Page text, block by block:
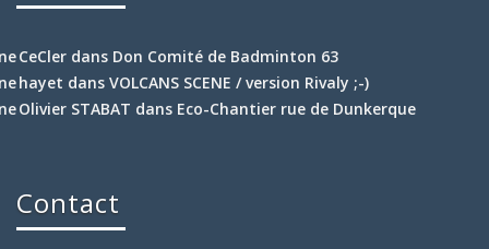
CeCler dans Don Comité de Badminton 63
hayet dans VOLCANS SCENE / version Rivaly ;-)
Olivier STABAT dans Eco-Chantier rue de Dunkerque
Contact